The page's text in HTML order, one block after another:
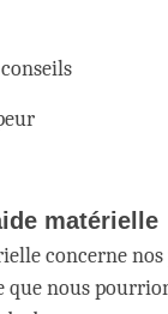
matérielle
concerne
que nous